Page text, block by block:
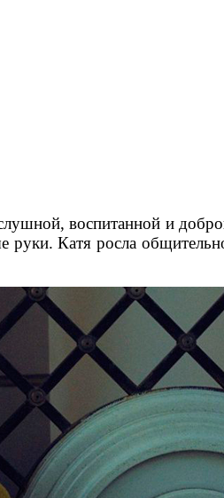
воспитанной и
Катя росла